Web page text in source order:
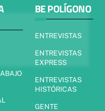
BE POLÍGONO
ENTREVISTAS
ENTREVISTAS
EXPRESS
ENTREVISTAS
HISTÓRICAS
GENTE